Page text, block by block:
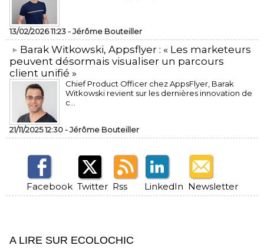
13/02/2026 11:23 -Jérôme Bouteiller
​Barak Witkowski, Appsflyer : « Les marketeurs
peuvent désormais visualiser un parcours
client unifié »
Chief Product Officer chez AppsFlyer, ​Barak
Witkowski revient sur les dernières innovation de
c...
21/11/2025 12:30 -Jérôme Bouteiller
Facebook Twitter Rss LinkedIn Newsletter
A LIRE SUR ECOLOCHIC